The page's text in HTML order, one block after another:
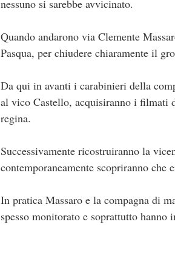
nessuno si sarebbe avvicinato.
Quando andarono via Clemente
Pasqua, per chiudere chiaramente il
Da qui in avanti i carabinieri della
al vico Castello, acquisiranno i filmati
regina.
Successivamente ricostruiranno la
contemporaneamente scopriranno che
In pratica Massaro e la compagna di
spesso monitorato e soprattutto